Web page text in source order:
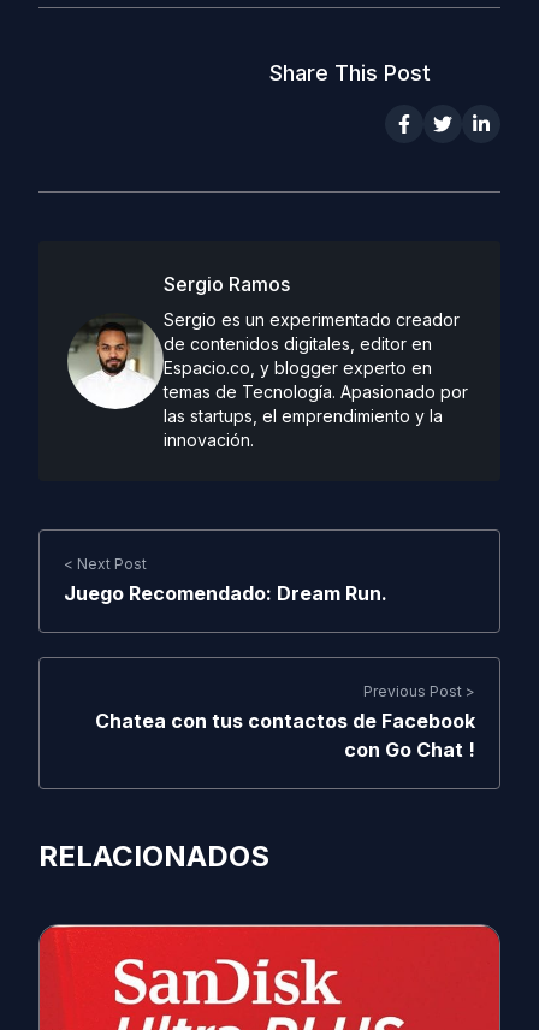
Share This Post
Sergio Ramos
Sergio es un experimentado creador
de contenidos digitales, editor en
Espacio.co, y blogger experto en
temas de Tecnología. Apasionado por
las startups, el emprendimiento y la
innovación.
< Next Post
Juego Recomendado: Dream Run.
Previous Post >
Chatea con tus contactos de Facebook
con Go Chat !
RELACIONADOS